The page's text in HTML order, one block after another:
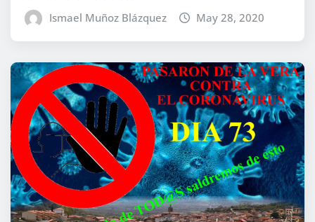
Ismael Muñoz Blázquez May 28, 2020